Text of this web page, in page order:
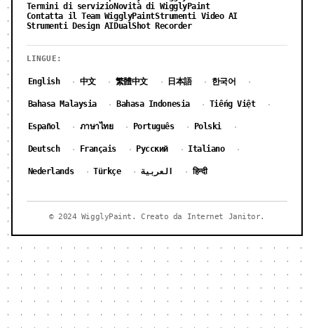
Termini di servizioNovità di WigglyPaint
Contatta il Team WigglyPaintStrumenti Video AI
Strumenti Design AIDualShot Recorder
LINGUE:
English · 中文 · 繁體中文 · 日本語 · 한국어 ·
Bahasa Malaysia · Bahasa Indonesia · Tiếng Việt ·
Español · ภาษาไทย · Português · Polski ·
Deutsch · Français · Русский · Italiano ·
Nederlands · Türkçe · العربية · हिन्दी
© 2024 WigglyPaint. Creato da Internet Janitor.